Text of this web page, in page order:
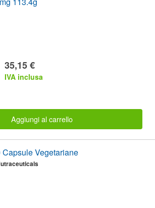
35,15 €
IVA inclusa
Aggiungi al carrello
Vegetariane